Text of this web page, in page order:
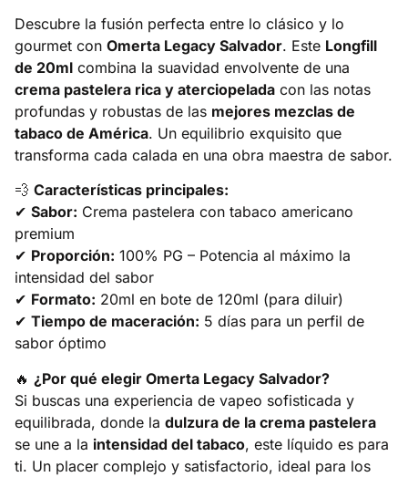
Descubre la fusión perfecta entre lo clásico y lo
gourmet con Omerta Legacy Salvador. Este Longfill
de 20ml combina la suavidad envolvente de una
crema pastelera rica y aterciopelada con las notas
profundas y robustas de las mejores mezclas de
tabaco de América. Un equilibrio exquisito que
transforma cada calada en una obra maestra de sabor.
💨 Características principales:
✔ Sabor: Crema pastelera con tabaco americano
premium
✔ Proporción: 100% PG – Potencia al máximo la
intensidad del sabor
✔ Formato: 20ml en bote de 120ml (para diluir)
✔ Tiempo de maceración: 5 días para un perfil de
sabor óptimo
🔥 ¿Por qué elegir Omerta Legacy Salvador?
Si buscas una experiencia de vapeo sofisticada y
equilibrada, donde la dulzura de la crema pastelera
se une a la intensidad del tabaco, este líquido es para
ti. Un placer complejo y satisfactorio, ideal para los